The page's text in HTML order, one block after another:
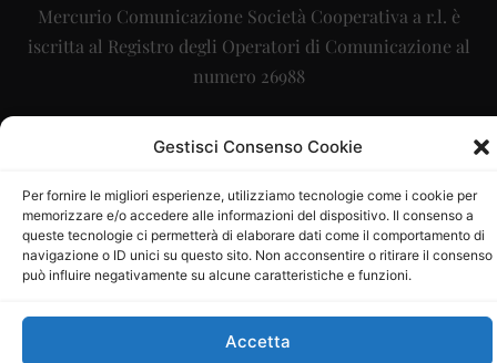
Gestisci Consenso Cookie
Per fornire le migliori esperienze, utilizziamo tecnologie come i cookie per
memorizzare e/o accedere alle informazioni del dispositivo. Il consenso a
queste tecnologie ci permetterà di elaborare dati come il comportamento di
navigazione o ID unici su questo sito. Non acconsentire o ritirare il consenso
può influire negativamente su alcune caratteristiche e funzioni.
Accetta
Mercurio Comunicazione Società Cooperativa a r.l. è
iscritta al Registro degli Operatori di Comunicazione al
numero 26988
Sito gestito daLa Digitale srl–info@ladigitale.it